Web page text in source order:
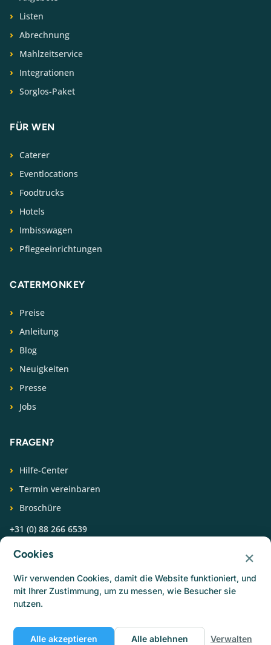
Listen
Abrechnung
Mahlzeitservice
Integrationen
Sorglos-Paket
FÜR WEN
Caterer
Eventlocations
Foodtrucks
Hotels
Imbisswagen
Pflegeeinrichtungen
CATERMONKEY
Preise
Anleitung
Blog
Neuigkeiten
Presse
Jobs
FRAGEN?
Hilfe-Center
Termin vereinbaren
Broschüre
+31 (0) 88 266 6539
FOLGEN SIE UNS
Cookies ×
Wir verwenden Cookies, damit die Website funktioniert, und
mit Ihrer Zustimmung, um zu messen, wie Besucher sie
nutzen.
Alle akzeptieren Alle ablehnen Verwalten